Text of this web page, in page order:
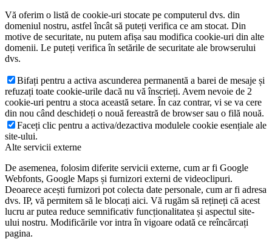
Vă oferim o listă de cookie-uri stocate pe computerul dvs. din
domeniul nostru, astfel încât să puteți verifica ce am stocat. Din
motive de securitate, nu putem afișa sau modifica cookie-uri din alte
domenii. Le puteți verifica în setările de securitate ale browserului
dvs.
Bifați pentru a activa ascunderea permanentă a barei de mesaje și
refuzați toate cookie-urile dacă nu vă înscrieți. Avem nevoie de 2
cookie-uri pentru a stoca această setare. În caz contrar, vi se va cere
din nou când deschideți o nouă fereastră de browser sau o filă nouă.
Faceți clic pentru a activa/dezactiva modulele cookie esențiale ale
site-ului.
Alte servicii externe
De asemenea, folosim diferite servicii externe, cum ar fi Google
Webfonts, Google Maps și furnizori externi de videoclipuri.
Deoarece acești furnizori pot colecta date personale, cum ar fi adresa
dvs. IP, vă permitem să le blocați aici. Vă rugăm să rețineți că acest
lucru ar putea reduce semnificativ funcționalitatea și aspectul site-
ului nostru. Modificările vor intra în vigoare odată ce reîncărcați
pagina.